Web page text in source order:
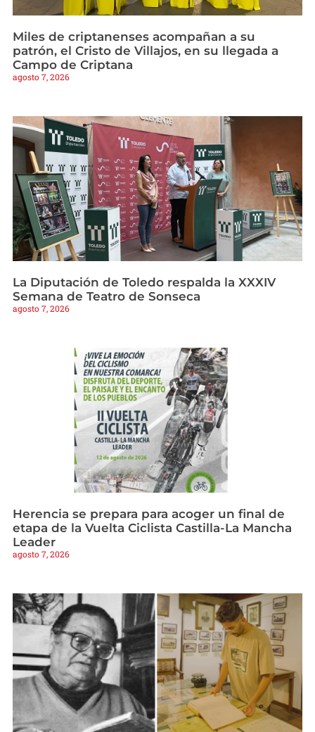
Miles de criptanenses acompañan a su
patrón, el Cristo de Villajos, en su llegada a
Campo de Criptana
agosto 7, 2026
La Diputación de Toledo respalda la XXXIV
Semana de Teatro de Sonseca
agosto 7, 2026
Herencia se prepara para acoger un final de
etapa de la Vuelta Ciclista Castilla-La Mancha
Leader
agosto 7, 2026